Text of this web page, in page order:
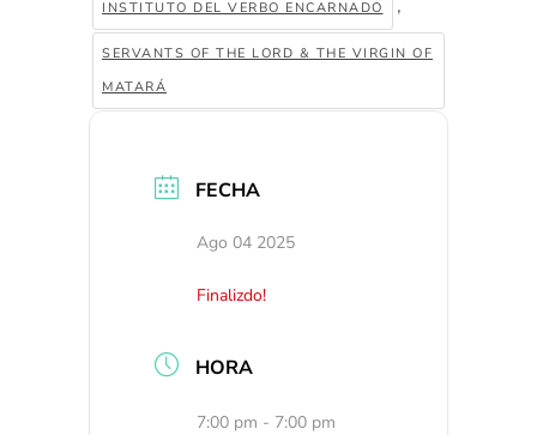
INSTITUTO DEL VERBO ENCARNADO ,
SERVANTS OF THE LORD & THE VIRGIN OF
MATARÁ
FECHA
Ago 04 2025
Finalizdo!
HORA
7:00 pm - 7:00 pm